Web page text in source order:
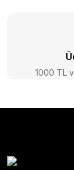
1000 TL